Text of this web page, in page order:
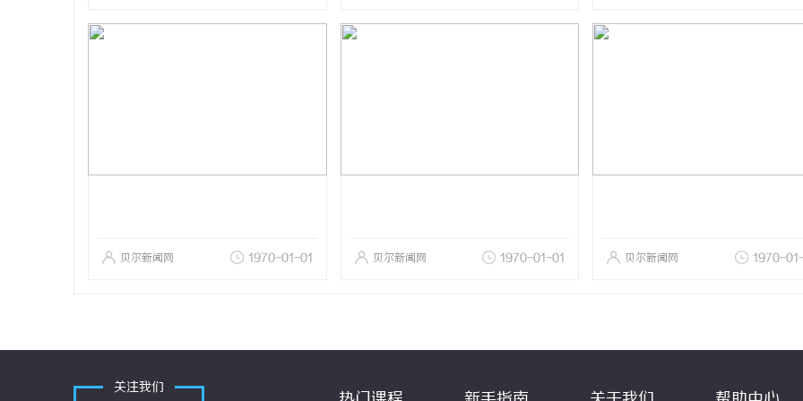
贝尔新闻网 1970-01-01 贝尔新闻网 1970-01-01 贝尔新闻网 1970-
关注我们